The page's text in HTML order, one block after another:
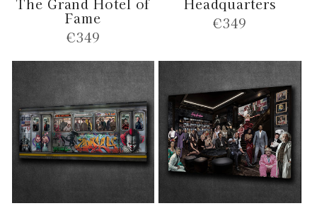
Fame
Normale
€349
Normale
€349